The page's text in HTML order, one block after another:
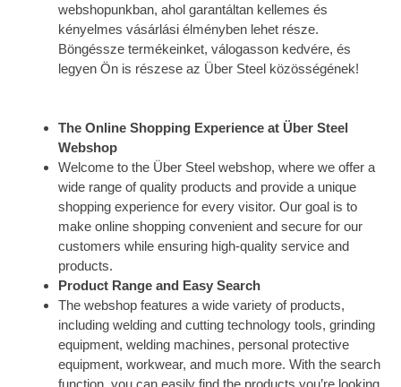
webshopunkban, ahol garantáltan kellemes és
kényelmes vásárlási élményben lehet része.
Böngéssze termékeinket, válogasson kedvére, és
legyen Ön is részese az Über Steel közösségének!
The Online Shopping Experience at Über Steel
Webshop
Welcome to the Über Steel webshop, where we offer a
wide range of quality products and provide a unique
shopping experience for every visitor. Our goal is to
make online shopping convenient and secure for our
customers while ensuring high-quality service and
products.
Product Range and Easy Search
The webshop features a wide variety of products,
including welding and cutting technology tools, grinding
equipment, welding machines, personal protective
equipment, workwear, and much more. With the search
function, you can easily find the products you’re looking